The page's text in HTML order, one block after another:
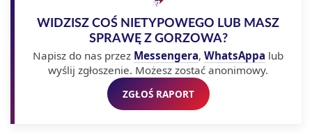
WIDZISZ COŚ NIETYPOWEGO LUB MASZ
SPRAWĘ Z GORZOWA?
Napisz do nas przez Messengera, WhatsAppa lub
wyślij zgłoszenie. Możesz zostać anonimowy.
ZGŁOŚ RAPORT